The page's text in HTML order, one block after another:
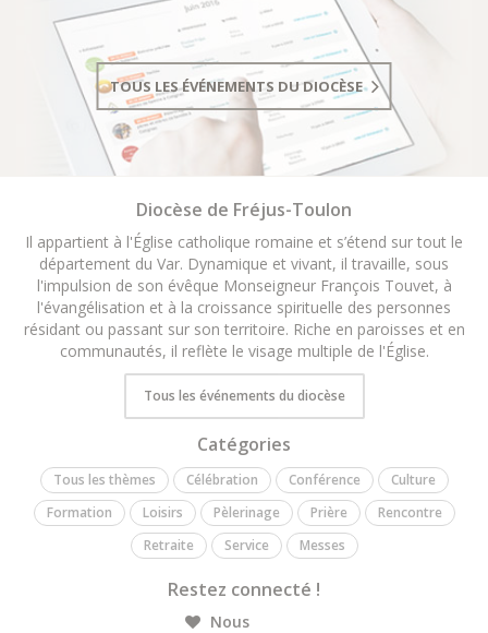
TOUS LES ÉVÉNEMENTS DU DIOCÈSE
Diocèse de Fréjus-Toulon
Il appartient à l'Église catholique romaine et s’étend sur tout le
département du Var. Dynamique et vivant, il travaille, sous
l'impulsion de son évêque Monseigneur François Touvet, à
l'évangélisation et à la croissance spirituelle des personnes
résidant ou passant sur son territoire. Riche en paroisses et en
communautés, il reflète le visage multiple de l'Église.
Tous les événements du diocèse
Catégories
Tous les thèmes Célébration Conférence
Culture
Formation
Loisirs Pèlerinage Prière
Rencontre
Retraite
Service Messes
Restez connecté !
Nous